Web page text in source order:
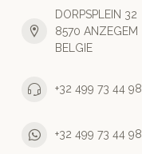
DORPSPLEIN 32
8570 ANZEGEM
BELGIE
+32 499 73 44 98
+32 499 73 44 98